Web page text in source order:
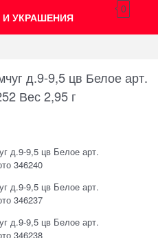
УКРАШЕНИЯ
0
д.9-9,5 цв Белое арт.
Вес 2,95 г